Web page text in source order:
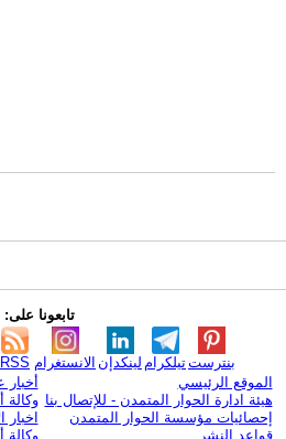
تابعونا على:
RSS الانستغرام لينكدإن تيلكرامبنترست
الموقع الرئيسي
هيئة ادارة الحوار المتمدن - للإتصال بنا
إحصائيات مؤسسة الحوار المتمدن
قواعد النشر
أخبار
وكالة
اخبار
وكالة